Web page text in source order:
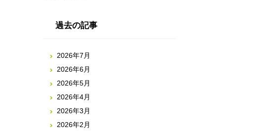
過去の記事
2026年7月
2026年6月
2026年5月
2026年4月
2026年3月
2026年2月